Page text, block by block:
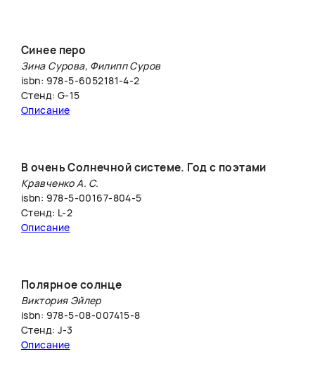
Синее перо
Зина Сурова, Филипп Суров
isbn: 978-5-6052181-4-2
Стенд: G-15
Описание
В очень Солнечной системе. Год с поэтами
Кравченко А. С.
isbn: 978-5-00167-804-5
Стенд: L-2
Описание
Полярное солнце
Виктория Эйлер
isbn: 978-5-08-007415-8
Стенд: J-3
Описание